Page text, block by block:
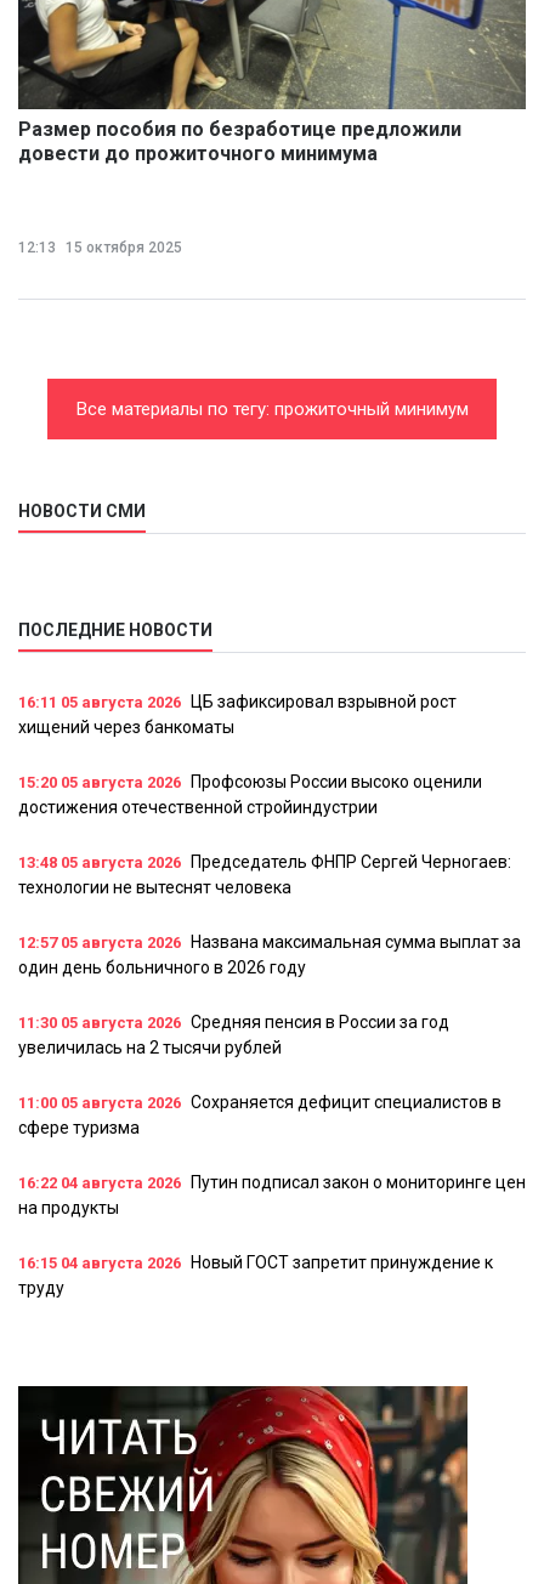
Размер пособия по безработице предложили
довести до прожиточного минимума
12:13 15 октября 2025
Все материалы по тегу: прожиточный минимум
НОВОСТИ СМИ
ПОСЛЕДНИЕ НОВОСТИ
16:11 05 августа 2026
ЦБ зафиксировал взрывной рост
хищений через банкоматы
15:20 05 августа 2026
Профсоюзы России высоко оценили
достижения отечественной стройиндустрии
13:48 05 августа 2026
Председатель ФНПР Сергей Черногаев:
технологии не вытеснят человека
12:5705 августа 2026
Названа максимальная сумма выплат за
один день больничного в 2026 году
11:30 05 августа 2026 Средняя пенсия в России за год
увеличилась на 2 тысячи рублей
11:00 05 августа 2026 Сохраняется дефицит специалистов в
сфере туризма
16:22 04 августа 2026
Путин подписал закон о мониторинге цен
на продукты
16:15 04 августа 2026
Новый ГОСТ запретит принуждение к
труду